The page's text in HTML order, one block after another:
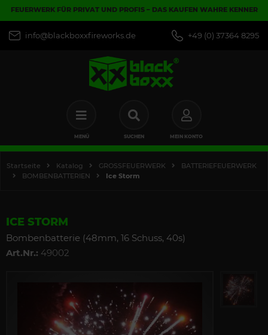
FEUERWERK FÜR PRIVAT UND PROFIS – DAS KAUFEN WAHRE KENNER
info@blackboxxfireworks.de +49 (0) 37364 8295
MENÜ SUCHEN MEIN KONTO
Startseite Katalog GROSSFEUERWERK
BATTERIEFEUERWERK
BOMBENBATTERIEN
Ice Storm
ICE STORM
Bombenbatterie (48mm, 16 Schuss, 40s)
Art.Nr.: 49002